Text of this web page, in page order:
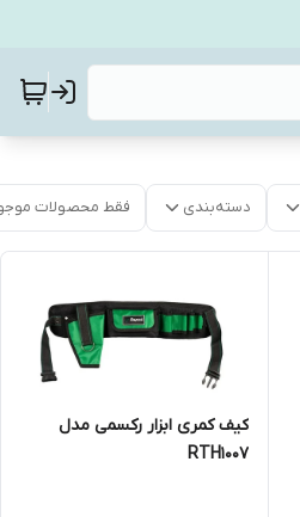
دسته‌بندی فقط محصولات
کیف کمری ابزار رکسمی مدل
RTH1007